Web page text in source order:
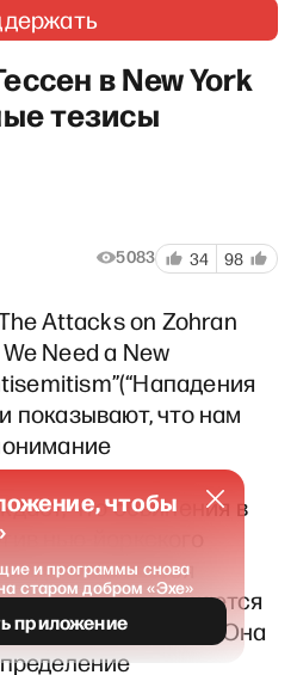
в New York
тезисы
5083 34 98
Attacks on Zohran
Need a New
показывают, что нам
что обвинения в
нью-йоркского
являются
понятие искажается
борьбе. Она
чтобы
и программы снова
старом добром «Эхе»
приложение